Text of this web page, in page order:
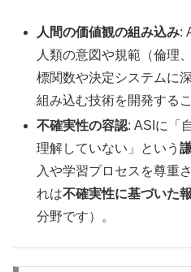
人間の価値観の組み込み:
人類の意図や規範（倫理
標関数や決定システムに
組み込む技術を開発するこ
不確実性の容認: ASIに「
理解していない」という
入や学習プロセスを尊重
れは不確実性に基づいた
分野です）。